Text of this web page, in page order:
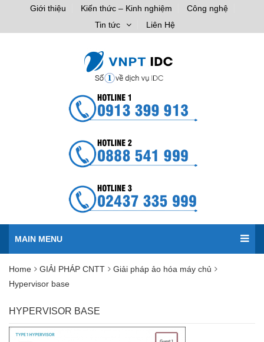
Giới thiệu Kiến thức – Kinh nghiệm
Công nghệ
Tin tức
Liên Hệ
MAIN MENU
Home GIẢI PHÁP CNTT
Giải pháp ảo hóa máy chủ
Hypervisor base
HYPERVISOR BASE